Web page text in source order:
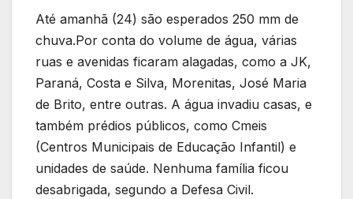
Até amanhã (24) são esperados 250 mm de
chuva.Por conta do volume de água, várias
ruas e avenidas ficaram alagadas, como a JK,
Paraná, Costa e Silva, Morenitas, José Maria
de Brito, entre outras. A água invadiu casas, e
também prédios públicos, como Cmeis
(Centros Municipais de Educação Infantil) e
unidades de saúde. Nenhuma família ficou
desabrigada, segundo a Defesa Civil.